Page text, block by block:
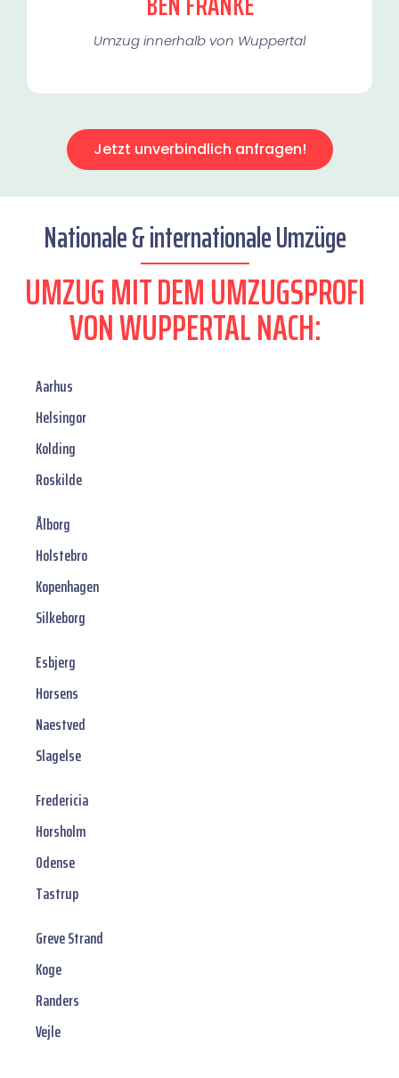
Umzug innerhalb von Wuppertal​
Jetzt unverbindlich anfragen!
Nationale & internationale Umzüge
UMZUG MIT DEM UMZUGSPROFI
VON WUPPERTAL NACH:
Aarhus
Helsingor
Kolding
Roskilde
Ålborg
Holstebro
Kopenhagen
Silkeborg
Esbjerg
Horsens
Naestved
Slagelse
Fredericia
Horsholm
Odense
Tastrup
Greve Strand
Koge
Randers
Vejle